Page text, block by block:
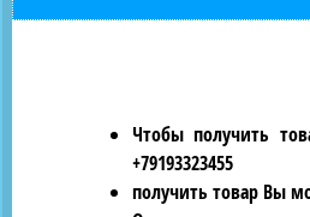
Чтобы получить
+79193323455
получить товар Вы